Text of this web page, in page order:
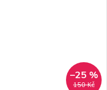
150 Kč
–25 %